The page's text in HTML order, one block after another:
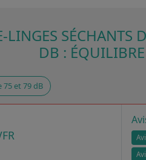
LINGES SÉCHANTS
DB :
75 et 79 dB